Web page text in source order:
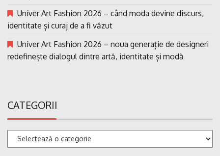
Univer Art Fashion 2026 – când moda devine discurs,
identitate și curaj de a fi văzut
Univer Art Fashion 2026 – noua generație de designeri
redefinește dialogul dintre artă, identitate și modă
CATEGORII
Categorii